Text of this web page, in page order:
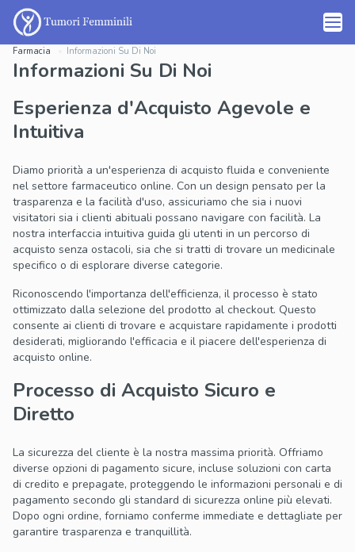
Farmacia Informazioni Su Di Noi
Informazioni Su Di Noi
Esperienza d'Acquisto Agevole e
Intuitiva
Diamo priorità a un'esperienza di acquisto fluida e conveniente
nel settore farmaceutico online. Con un design pensato per la
trasparenza e la facilità d'uso, assicuriamo che sia i nuovi
visitatori sia i clienti abituali possano navigare con facilità. La
nostra interfaccia intuitiva guida gli utenti in un percorso di
acquisto senza ostacoli, sia che si tratti di trovare un medicinale
specifico o di esplorare diverse categorie.
Riconoscendo l'importanza dell'efficienza, il processo è stato
ottimizzato dalla selezione del prodotto al checkout. Questo
consente ai clienti di trovare e acquistare rapidamente i prodotti
desiderati, migliorando l'efficacia e il piacere dell'esperienza di
acquisto online.
Processo di Acquisto Sicuro e
Diretto
La sicurezza del cliente è la nostra massima priorità. Offriamo
diverse opzioni di pagamento sicure, incluse soluzioni con carta
di credito e prepagate, proteggendo le informazioni personali e di
pagamento secondo gli standard di sicurezza online più elevati.
Dopo ogni ordine, forniamo conferme immediate e dettagliate per
garantire trasparenza e tranquillità.